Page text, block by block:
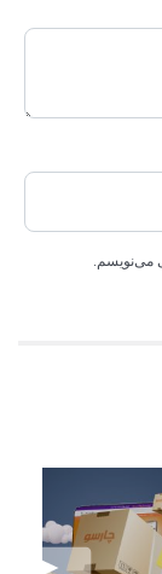
می‌نویسم.